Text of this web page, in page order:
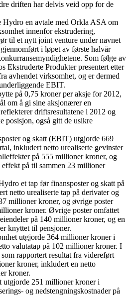
driften har delvis veid opp for de
en avtale med Orkla ASA om
innenfor ekstrudering,
til et nytt joint venture under navnet
i løpet av første halvår
Som følge av
Ekstruderte Produkter presentert etter
avhendet virksomhet, og er dermed
EBIT.
på 0,75 kroner per aksje for 2012,
om å gi sine aksjonærer en
driftsresultatene i 2012 og
posisjon, også gitt de usikre
og skatt (EBIT) utgjorde 669
inkludert netto urealiserte gevinster
på 555 millioner kroner, og
effekt på til sammen 23 millioner
et tap før finansposter og skatt på
netto urealiserte tap på derivater og
millioner kroner, og øvrige poster
kroner. Øvrige poster omfattet
på 140 millioner kroner, og en
knyttet til pensjoner.
utgjorde 364 millioner kroner i
valutatap på 102 millioner kroner. I
rapportert resultat fra videreført
kroner, inkludert en netto
kroner.
utgjorde 251 millioner kroner i
og nedstengningskostnader på